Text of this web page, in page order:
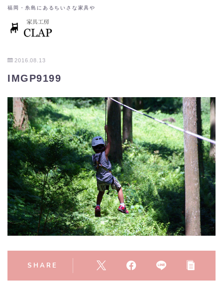
福岡・糸島にあるちいさな家具や
2016.08.13
IMGP9199
SHARE